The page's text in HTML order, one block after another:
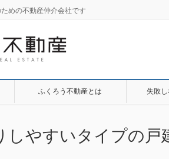
めの不動産仲介会社です
ふくろう不動産とは 失敗
しやすいタイプの